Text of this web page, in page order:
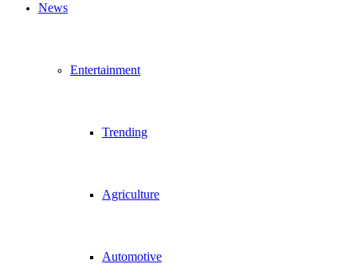
News
Entertainment
Trending
Agriculture
Automotive